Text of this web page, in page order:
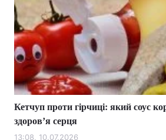
Кетчуп проти гірчиці: який соус
здоровʼя серця
13:08, 10.07.2026